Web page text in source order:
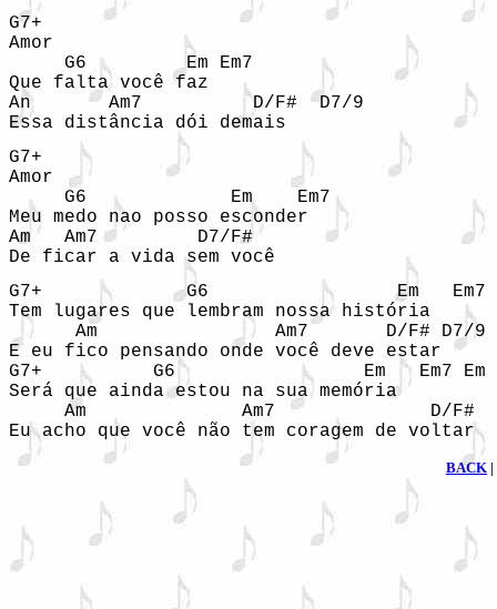
G7+
Amor
     G6         Em Em7
Que falta você faz
An       Am7          D/F#  D7/9
Essa distância dói demais
G7+
Amor
     G6             Em    Em7
Meu medo nao posso esconder
Am   Am7         D7/F#
De ficar a vida sem você
G7+             G6                 Em   Em7
Tem lugares que lembram nossa história
Am                Am7       D/F# D7/9
E eu fico pensando onde você deve estar
G7+          G6                 Em   Em7 Em
Será que ainda estou na sua memória
     Am              Am7              D/F#
Eu acho que você não tem coragem de voltar
BACK |